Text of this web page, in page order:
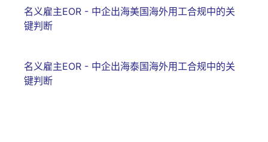
名义雇主EOR - 中企出海美国海外用工合规中的关
键判断
名义雇主EOR - 中企出海泰国海外用工合规中的关
键判断